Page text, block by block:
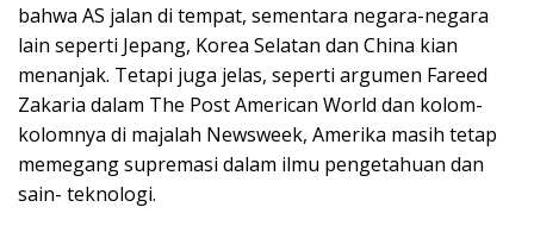
bahwa AS jalan di tempat, sementara negara-negara
lain seperti Jepang, Korea Selatan dan China kian
menanjak. Tetapi juga jelas, seperti argumen Fareed
Zakaria dalam The Post American World dan kolom-
kolomnya di majalah Newsweek, Amerika masih tetap
memegang supremasi dalam ilmu pengetahuan dan
sain- teknologi.